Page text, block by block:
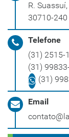
R.
30710-240
Telefone
(31) 2515-
(31)
(31)
Email